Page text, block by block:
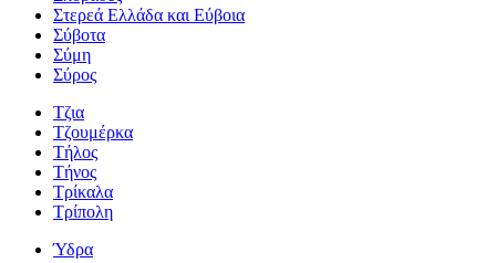
Στερεά Ελλάδα και Εύβοια
Σύβοτα
Σύμη
Σύρος
Τζια
Τζουμέρκα
Τήλος
Τήνος
Τρίκαλα
Τρίπολη
Ύδρα